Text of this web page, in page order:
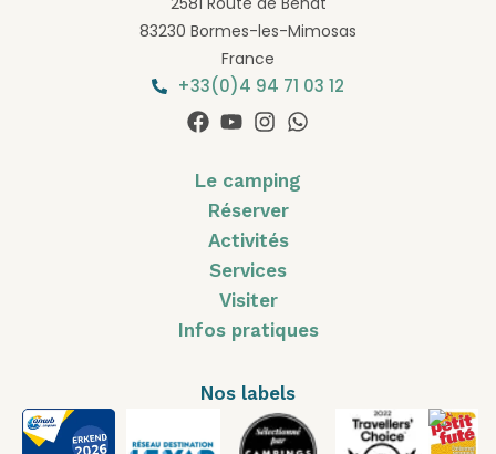
83230 Bormes-les-Mimosas
France
+33(0)4 94 71 03 12
Le camping
Réserver
Activités
Services
Visiter
Infos pratiques
Nos labels